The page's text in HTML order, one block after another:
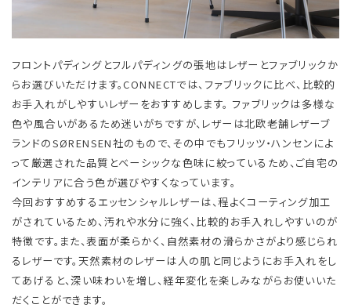
フロントパディングとフルパディングの張地はレザーとファブリックか
らお選びいただけます。CONNECTでは、ファブリックに比べ、比較的
お手入れがしやすいレザーをおすすめします。 ファブリックは多様な
色や風合いがあるため迷いがちですが、レザーは北欧老舗レザーブ
ランドのSØRENSEN社のもので、その中でもフリッツ・ハンセンによ
って厳選された品質とベーシックな色味に絞っているため、ご自宅の
インテリアに合う色が選びやすくなっています。
​ 今回おすすめするエッセンシャルレザーは、程よくコーティング加工
がされているため、汚れや水分に強く、比較的お手入れしやすいのが
特徴です。また、表面が柔らかく、自然素材の滑らかさがより感じられ
るレザーです。天然素材のレザーは人の肌と同じようにお手入れをし
てあげると、深い味わいを増し、経年変化を楽しみながらお使いいた
だくことができます。